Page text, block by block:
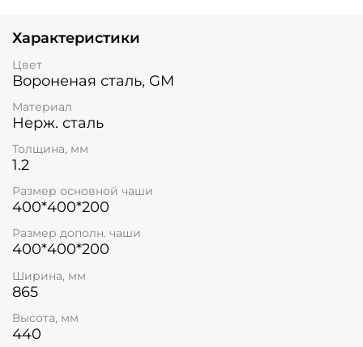
Характеристики
Цвет
Вороненая сталь, GM
Материал
Нерж. сталь
Толщина, мм
1.2
Размер основной чаши
400*400*200
Размер дополн. чаши
400*400*200
Ширина, мм
865
Высота, мм
440